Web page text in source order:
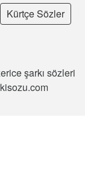
Kürtçe Sözler
şarkı sözleri